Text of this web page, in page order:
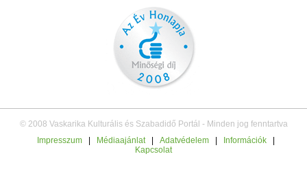
© 2008 Vaskarika Kulturális és Szabadidő Portál - Minden jog fenntartva
Impresszum
Médiaajánlat Adatvédelem Információk
Kapcsolat